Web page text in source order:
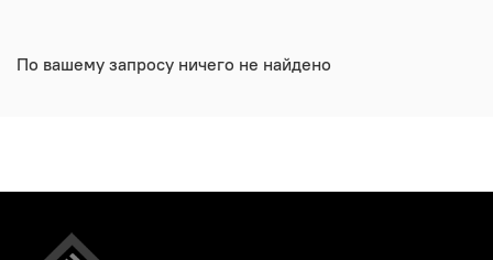
По вашему запросу ничего не найдено